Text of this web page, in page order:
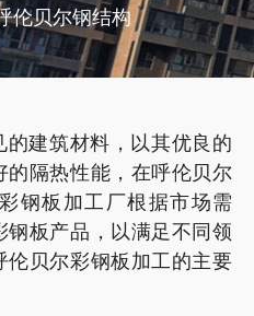
伦贝尔钢结构
建筑材料，以其优良的
的隔热性能，在呼伦贝尔
钢板加工厂根据市场需
板产品，以满足不同领
贝尔彩钢板加工的主要